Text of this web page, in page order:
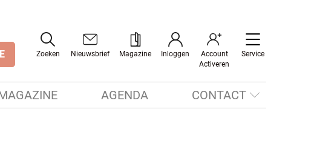
Zoeken Nieuwsbrief Magazine Inloggen
Account
Activeren
Service
AGENDA CONTACT